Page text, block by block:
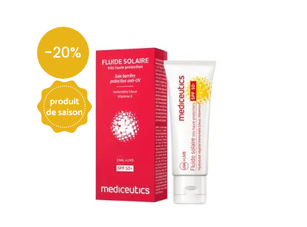
-20%